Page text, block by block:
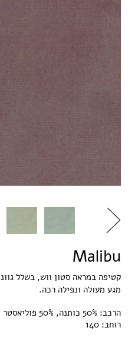
Malibu
קטיפה במראה סטון ווש, בשלל
מגע מעולה ונפילה רכה.
הרכב: 50% כותנה, 50% פוליאסטר
רוחב: 140